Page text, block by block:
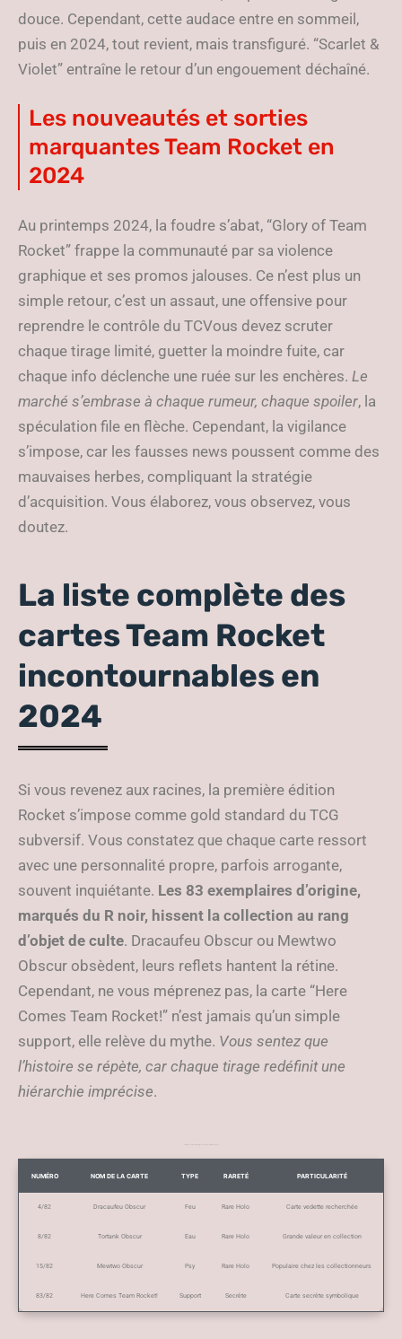
douce. Cependant, cette audace entre en sommeil,
puis en 2024, tout revient, mais transfiguré. “Scarlet &
Violet” entraîne le retour d’un engouement déchaîné.
Les nouveautés et sorties
marquantes Team Rocket en
2024
Au printemps 2024, la foudre s’abat, “Glory of Team
Rocket” frappe la communauté par sa violence
graphique et ses promos jalouses. Ce n’est plus un
simple retour, c’est un assaut, une offensive pour
reprendre le contrôle du TCVous devez scruter
chaque tirage limité, guetter la moindre fuite, car
chaque info déclenche une ruée sur les enchères. Le
marché s’embrase à chaque rumeur, chaque spoiler, la
spéculation file en flèche. Cependant, la vigilance
s’impose, car les fausses news poussent comme des
mauvaises herbes, compliquant la stratégie
d’acquisition. Vous élaborez, vous observez, vous
doutez.
La liste complète des
cartes Team Rocket
incontournables en
2024
Si vous revenez aux racines, la première édition
Rocket s’impose comme gold standard du TCG
subversif. Vous constatez que chaque carte ressort
avec une personnalité propre, parfois arrogante,
souvent inquiétante. Les 83 exemplaires d’origine,
marqués du R noir, hissent la collection au rang
d’objet de culte. Dracaufeu Obscur ou Mewtwo
Obscur obsèdent, leurs reflets hantent la rétine.
Cependant, ne vous méprenez pas, la carte “Here
Comes Team Rocket!” n’est jamais qu’un simple
support, elle relève du mythe. Vous sentez que
l’histoire se répète, car chaque tirage redéfinit une
hiérarchie imprécise.
NUMÉRO NOM DE LA CARTE TYPE RARETÉ PARTICULARITÉ
4/82 Dracaufeu Obscur Feu Rare Holo Carte vedette recherchée
8/82 Tortank Obscur Eau Rare Holo Grande valeur en collection
15/82 Mewtwo Obscur Psy Rare Holo Populaire chez les collectionneurs
83/82 Here Comes Team Rocket! Support Secrète Carte secrète symbolique